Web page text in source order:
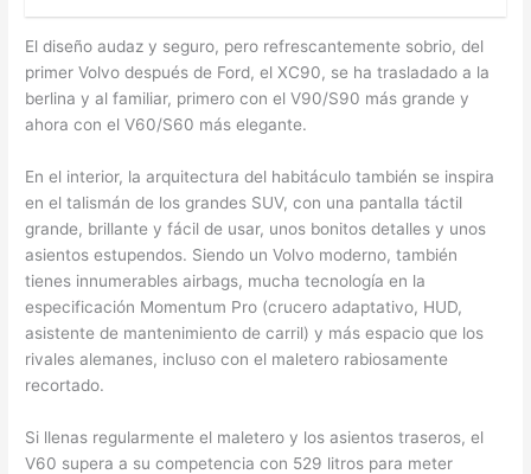
El diseño audaz y seguro, pero refrescantemente sobrio, del
primer Volvo después de Ford, el XC90, se ha trasladado a la
berlina y al familiar, primero con el V90/S90 más grande y
ahora con el V60/S60 más elegante.
En el interior, la arquitectura del habitáculo también se inspira
en el talismán de los grandes SUV, con una pantalla táctil
grande, brillante y fácil de usar, unos bonitos detalles y unos
asientos estupendos. Siendo un Volvo moderno, también
tienes innumerables airbags, mucha tecnología en la
especificación Momentum Pro (crucero adaptativo, HUD,
asistente de mantenimiento de carril) y más espacio que los
rivales alemanes, incluso con el maletero rabiosamente
recortado.
Si llenas regularmente el maletero y los asientos traseros, el
V60 supera a su competencia con 529 litros para meter